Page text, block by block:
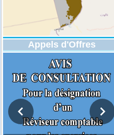
Appels d'Offres